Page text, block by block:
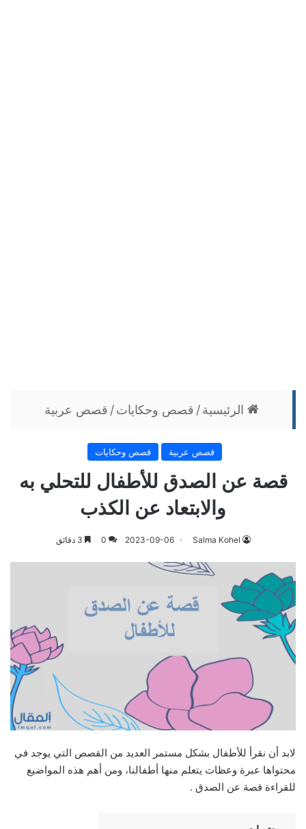
الرئيسية / قصص وحكايات / قصص عربية
قصص عربية قصص وحكايات
قصة عن الصدق للأطفال للتحلي به
والابتعاد عن الكذب
Salma Kohel
2023-09-06
0
لابد أن نقرأ للأطفال بشكل مستمر العديد من القصص التي يوجد في
محتواها عبرة وعظات يتعلم منها أطفالنا، ومن أهم هذه المواضيع
للقراءة قصة عن الصدق .